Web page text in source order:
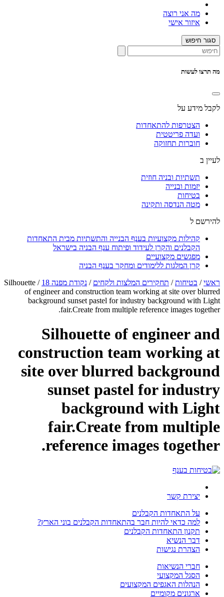
מה אני רוצה
איזור אישי
סגור חיפוש
מה תרצו לעשות
לקבל מידע על
הצטרפות להתאחדות
ועדה פריטטית
חוברות תחזוקה
לעיין ב
תשתיות ובניה חוזית
יזמות ובנייה
בטיחות
מטה הנדסה ותקינה
להירשם ל
קהילות מקצועיות בענף הבנייה והתשתיות מבית התאחדות
הקבלנים והקרן לעידוד ופיתוח ענף הבניה בישראל
מפגשים מקצועיים
קרן המלגות ללימודים ומחקר בענף הבניה
ראשי/ בטיחות/ תחקירים המלצות ולקחים / נקודת מפנה 18 /
Silhouette
of engineer and construction team working at site over blurred
background sunset pastel for industry background with Light
fair.Create from multiple reference images together.
Silhouette of engineer and
construction team working at
site over blurred background
sunset pastel for industry
background with Light
fair.Create from multiple
reference images together.
יצירת קשר
על התאחדות הקבלנים
למה כדאי להיות חבר בהתאחדות הקבלנים בוני הארץ?
תקנון התאחדות הקבלנים
דבר הנשיא
הצהרת נגישות
חברי הנשיאות
הסגל המקצועי
הנהלות האגפים המקצועים
ארגונים מקומיים